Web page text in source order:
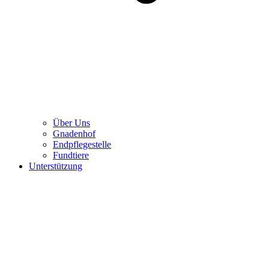
Über Uns
Gnadenhof
Endpflegestelle
Fundtiere
Unterstützung